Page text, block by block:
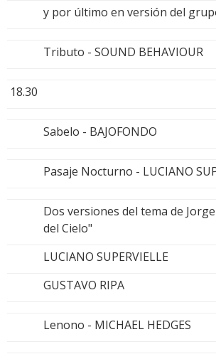
y por último en versión del
Tributo - SOUND BEHAVIOUR
18.30
Sabelo - BAJOFONDO
Pasaje Nocturno - LUCIANO
Dos versiones del tema de
del Cielo"
LUCIANO SUPERVIELLE
GUSTAVO RIPA
Lenono - MICHAEL HEDGES